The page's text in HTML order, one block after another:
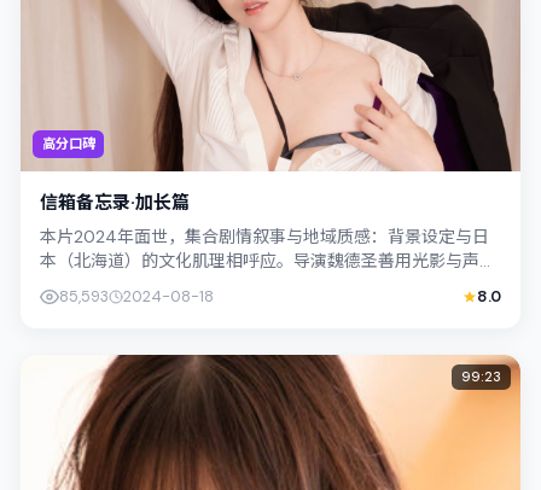
高分口碑
信箱备忘录·加长篇
本片2024年面世，集合剧情叙事与地域质感：背景设定与日
本（北海道）的文化肌理相呼应。导演魏德圣善用光影与声场
塑造孤独感，陈湘琪饰演角色的抉择牵...
85,593 2024-08-18 8.0
99:23